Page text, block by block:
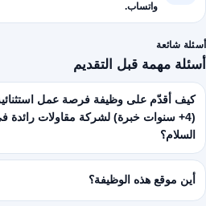
واتساب.
أسئلة شائعة
أسئلة مهمة قبل التقديم
كيف أقدّم على وظيفة فرصة عمل
(4+ سنوات خبرة) لشركة مقاولات رائدة
السلام؟
أين موقع هذه الوظيفة؟